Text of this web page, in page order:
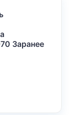
Заранее